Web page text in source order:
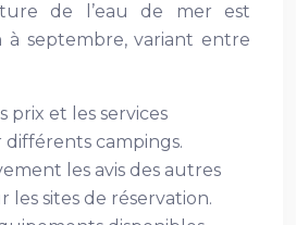
de l’eau de mer est
à septembre, variant entre
prix et les services
différents campings.
les avis des autres
les sites de réservation.